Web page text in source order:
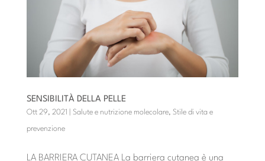
SENSIBILITÀ DELLA PELLE
Ott 29, 2021 Salute e nutrizione molecolare, Stile di vita e
prevenzione
LA BARRIERA CUTANEA La barriera cutanea è una